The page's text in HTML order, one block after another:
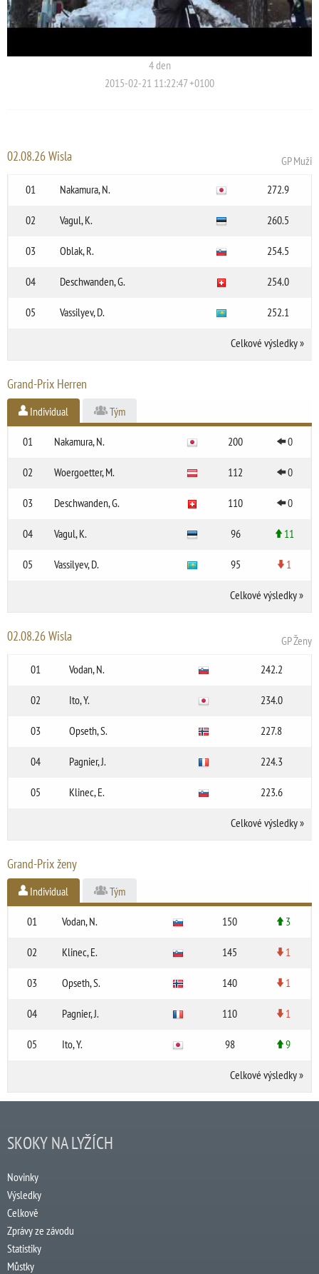
4 den
2015-02-21 11:22:47 +0100
02.08.26 Wisla
GP Muži
01
Nakamura, N. 272.9
02 Vagul, K. 260.5
03 Oblak, R. 254.5
04 Deschwanden, G. 254.0
05 Vassilyev, D. 252.1
Celkové výsledky»
Grand-Prix Herren
Individual Tým
01 Nakamura, N. 200 0
02 Woergoetter, M. 112 0
03 Deschwanden, G. 110 0
04 Vagul, K. 96 11
05 Vassilyev, D. 95 1
Celkové výsledky»
02.08.26 Wisla
GP Ženy
01
Vodan, N. 242.2
02 Ito, Y. 234.0
03 Opseth, S. 227.8
04 Pagnier, J. 224.3
05 Klinec, E. 223.6
Celkové výsledky»
Grand-Prix ženy
Individual Tým
01 Vodan, N. 150 3
02 Klinec, E. 145 1
03 Opseth, S. 140 1
04 Pagnier, J. 110 1
05 Ito, Y. 98 9
Celkové výsledky»
SKOKY NA LYŽÍCH
Novinky
Výsledky
Celkově
Zprávy ze závodu
Statistiky
Můstky